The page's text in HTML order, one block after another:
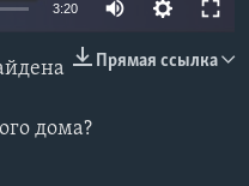
3:20
Прямая ссылка
дома?